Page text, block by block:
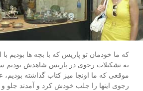
که ما خودمان تو پاریس که با بچه ها بودیم
به تشکیلات رجوی در پاریس شاهدش بودیم
موقعی که ما اونجا میز کتاب گذاشته
رجوی اینها را جلب خودش کرد و آمدند جلو